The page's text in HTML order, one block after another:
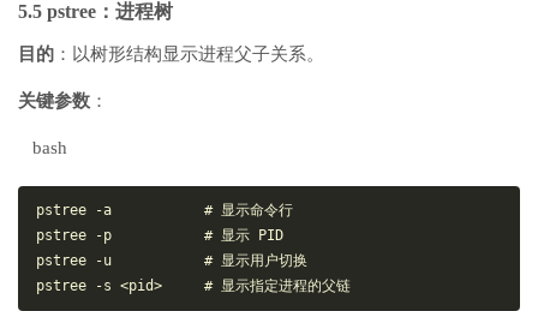
5.5 pstree： 进程树
目的 ：以树形结构显示进程父子关系。
关键参数 ：
bash
pstree -a           # 显示命令行
pstree -p           # 显示 PID
pstree -u           # 显示用户切换